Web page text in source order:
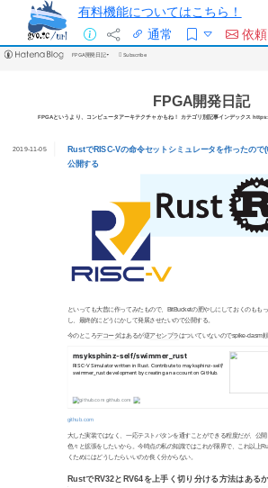
有料機能についてはこちら！
通常
依頼